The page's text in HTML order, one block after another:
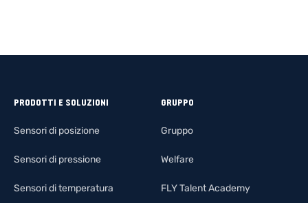
PRODOTTI E SOLUZIONI
Sensori di posizione
Sensori di pressione
Sensori di temperatura
GRUPPO
Gruppo
Welfare
FLY Talent Academy